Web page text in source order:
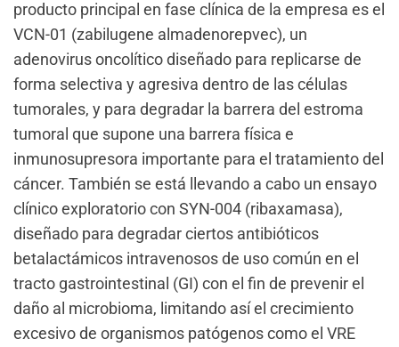
producto principal en fase clínica de la empresa es el
VCN-01 (zabilugene almadenorepvec), un
adenovirus oncolítico diseñado para replicarse de
forma selectiva y agresiva dentro de las células
tumorales, y para degradar la barrera del estroma
tumoral que supone una barrera física e
inmunosupresora importante para el tratamiento del
cáncer. También se está llevando a cabo un ensayo
clínico exploratorio con SYN-004 (ribaxamasa),
diseñado para degradar ciertos antibióticos
betalactámicos intravenosos de uso común en el
tracto gastrointestinal (GI) con el fin de prevenir el
daño al microbioma, limitando así el crecimiento
excesivo de organismos patógenos como el VRE